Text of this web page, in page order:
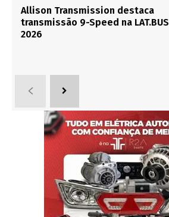
Allison Transmission destaca
transmissão 9-Speed na LAT.BUS
2026